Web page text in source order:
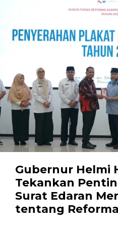
Gubernur Helmi
Tekankan
Surat Edaran
tentang